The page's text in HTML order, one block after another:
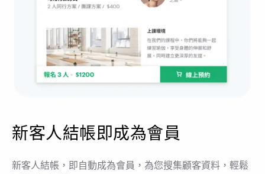
新客人結帳即成為會員
新客人結帳，即自動成為會員，為您搜集顧客資料，輕鬆